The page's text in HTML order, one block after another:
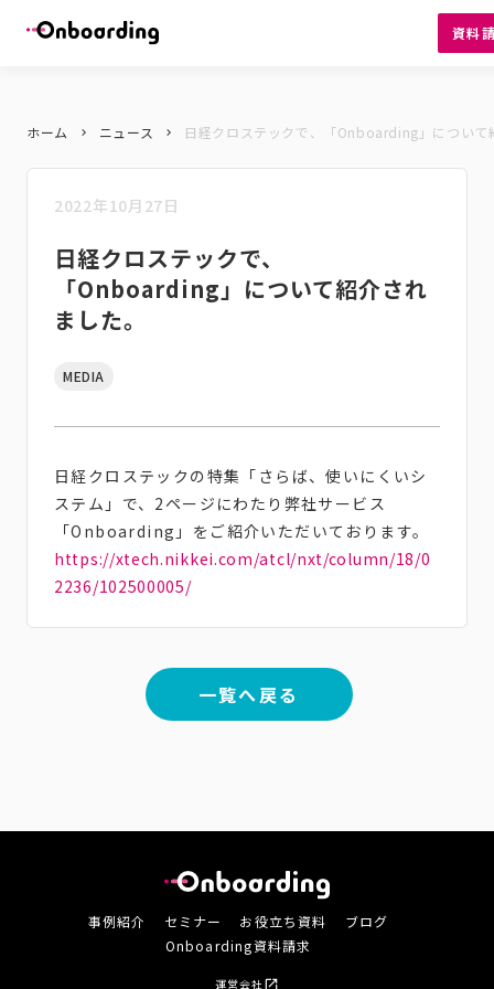
資料
ホーム keyboard_arrow_right ニュース keyboard_arrow_right 日経クロステックで、「Onboarding」について
2022年10月27日
日経クロステックで、
「Onboarding」について紹介され
ました。
MEDIA
日経クロステックの特集「さらば、使いにくいシ
ステム」で、2ページにわたり弊社サービス
「Onboarding」をご紹介いただいております。
https://xtech.nikkei.com/atcl/nxt/column/18/0
2236/102500005/
一覧へ戻る
事例紹介 セミナー お役立ち資料
ブログ
Onboarding資料請求
運営会社open_in_new